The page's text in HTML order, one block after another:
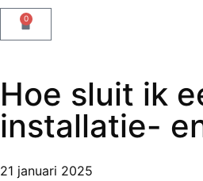
0
Hoe sluit ik
installatie-
21 januari 2025